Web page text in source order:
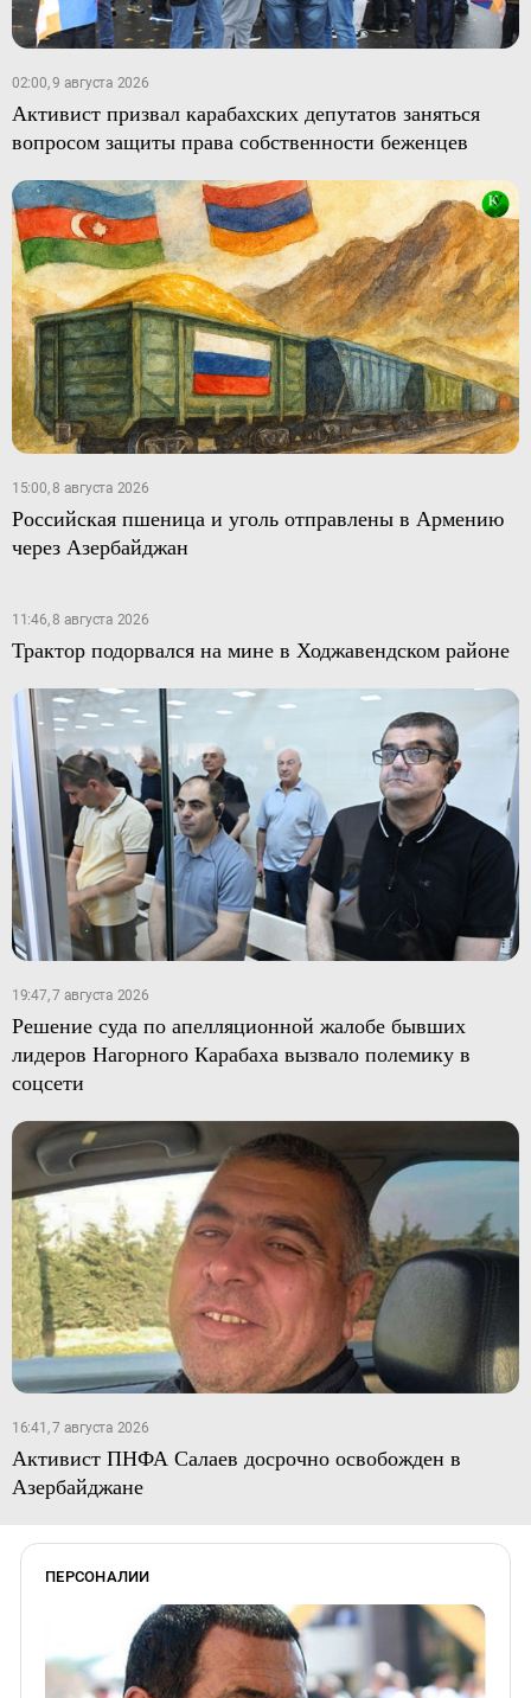
02:00, 9 августа 2026
Активист призвал карабахских депутатов заняться
вопросом защиты права собственности беженцев
15:00, 8 августа 2026
Российская пшеница и уголь отправлены в Армению
через Азербайджан
11:46, 8 августа 2026
Трактор подорвался на мине в Ходжавендском районе
19:47, 7 августа 2026
Решение суда по апелляционной жалобе бывших
лидеров Нагорного Карабаха вызвало полемику в
соцсети
16:41, 7 августа 2026
Активист ПНФА Салаев досрочно освобожден в
Азербайджане
ПЕРСОНАЛИИ